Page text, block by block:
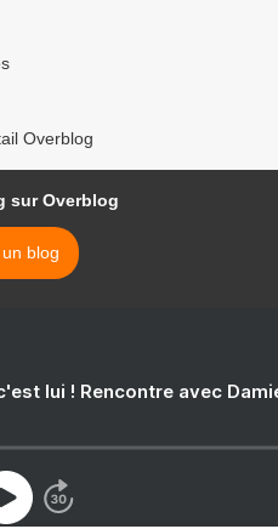
Overblog
sur Overblog
blog
lui ! Rencontre avec